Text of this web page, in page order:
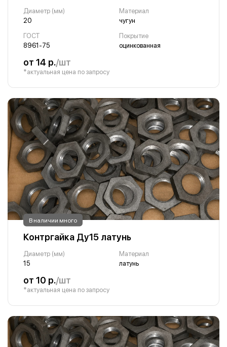
Диаметр (мм)
20
Материал
чугун
ГОСТ
8961-75
Покрытие
оцинкованная
от 14 р./шт
*актуальная цена по запросу
В наличии много
Контргайка Ду15 латунь
Диаметр (мм)
15
Материал
латунь
от 10 р./шт
*актуальная цена по запросу